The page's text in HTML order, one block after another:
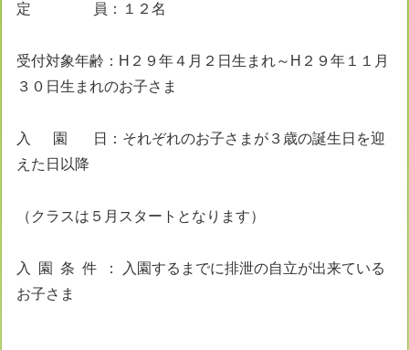
定 員：１２名
受付対象年齢：H２９年４月２日生まれ～H２９年１１月
３０日生まれのお子さま
入 園 日：それぞれのお子さまが３歳の誕生日を迎
えた日以降
（クラスは５月スタートとなります）
入 園 条 件 ： 入園するまでに排泄の自立が出来ている
お子さま